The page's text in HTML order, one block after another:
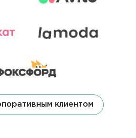
клиентом